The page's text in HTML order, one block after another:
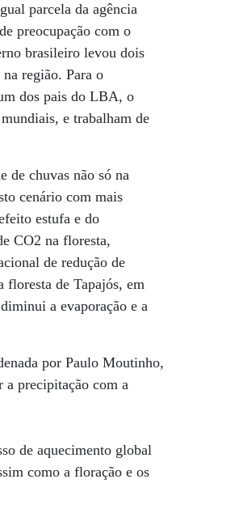
parcela da agência
preocupação com o
brasileiro levou dois
região. Para o
dos pais do LBA, o
e trabalham de
de chuvas não só na
cenário com mais
estufa e do
CO2 na floresta,
de redução de
floresta de Tapajós, em
a evaporação e a
por Paulo Moutinho,
a precipitação com a
de aquecimento global
como a floração e os